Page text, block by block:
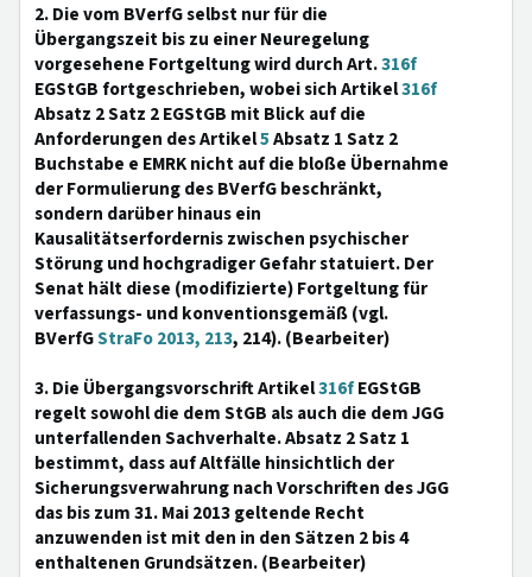
2. Die vom BVerfG selbst nur für die
Übergangszeit bis zu einer Neuregelung
vorgesehene Fortgeltung wird durch Art.316f
EGStGB fortgeschrieben, wobei sich Artikel316f
Absatz 2 Satz 2 EGStGB mit Blick auf die
Anforderungen des Artikel5Absatz 1 Satz 2
Buchstabe e EMRK nicht auf die bloße Übernahme
der Formulierung des BVerfG beschränkt,
sondern darüber hinaus ein
Kausalitätserfordernis zwischen psychischer
Störung und hochgradiger Gefahr statuiert. Der
Senat hält diese (modifizierte) Fortgeltung für
verfassungs- und konventionsgemäß (vgl.
BVerfGStraFo 2013, 213, 214). (Bearbeiter)
3. Die Übergangsvorschrift Artikel316fEGStGB
regelt sowohl die dem StGB als auch die dem JGG
unterfallenden Sachverhalte. Absatz 2 Satz 1
bestimmt, dass auf Altfälle hinsichtlich der
Sicherungsverwahrung nach Vorschriften des JGG
das bis zum 31. Mai 2013 geltende Recht
anzuwenden ist mit den in den Sätzen 2 bis 4
enthaltenen Grundsätzen. (Bearbeiter)